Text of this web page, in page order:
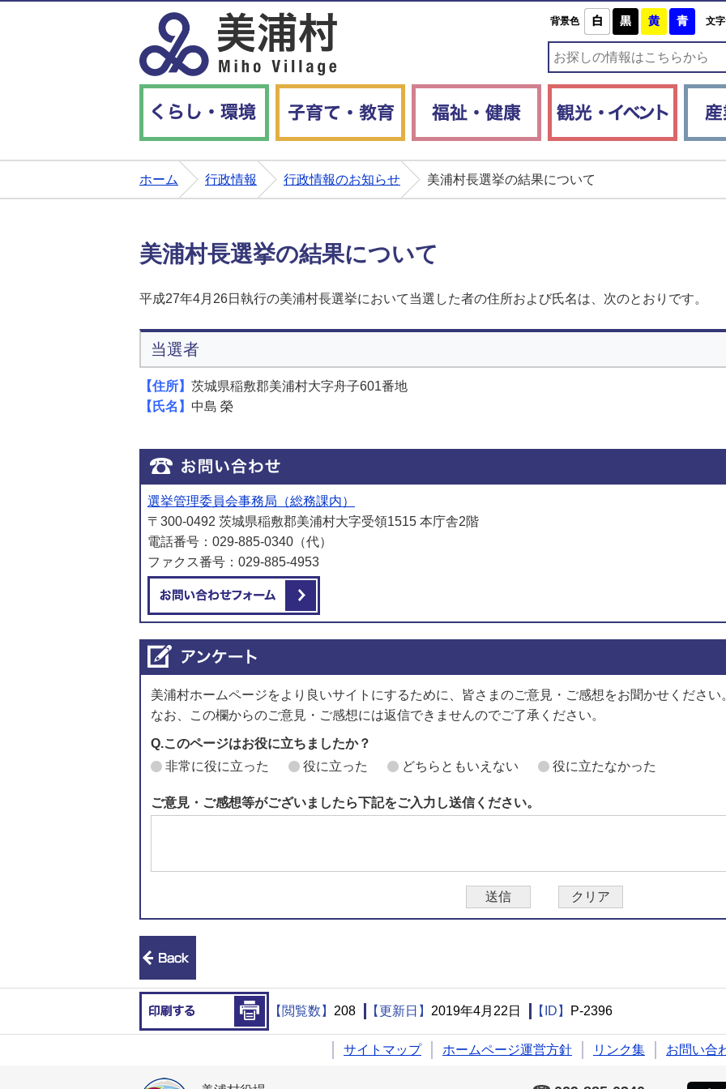
背景色 白 黒 黄 青文
ホーム 行政情報 行政情報のお知らせ 美浦村長選挙の結果について
美浦村長選挙の結果について
平成27年4月26日執行の美浦村長選挙において当選した者の住所および氏名は、次のとおりです。
当選者
【住所】 茨城県稲敷郡美浦村大字舟子601番地
【氏名】 中島 榮
選挙管理委員会事務局（総務課内）
〒300-0492 茨城県稲敷郡美浦村大字受領1515 本庁舎2階
電話番号：029-885-0340（代）
ファクス番号：029-885-4953
美浦村ホームページをより良いサイトにするために、皆さまのご意見・ご感想をお聞かせください
なお、この欄からのご意見・ご感想には返信できませんのでご了承ください。
Q.このページはお役に立ちましたか？
非常に役に立った
役に立った どちらともいえない 役に立たなかった
ご意見・ご感想等がございましたら下記をご入力し送信ください。
印刷する
【閲覧数】 208 【更新日】 2019年4月22日 【ID】 P-2396
サイトマップ ホームページ運営方針 リンク集 お問い合